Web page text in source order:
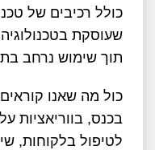
כולל רכיבים של
שעוסקת
תוך שימוש נרחב
כול מה שאנו קוראים
בכנס, בווריאציות
לטיפול בלקוחות,